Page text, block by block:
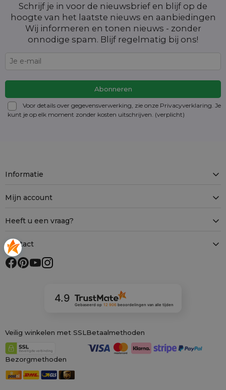
Schrijf je in voor de nieuwsbrief en blijf op de
hoogte van het laatste nieuws en aanbiedingen
Wij informeren en tonen nieuws - zonder
onnodige spam. Blijf regelmatig bij ons!
Voor details over gegevensverwerking, zie onze Privacyverklaring. Je
kunt je op elk moment zonder kosten uitschrijven. (verplicht)
Informatie
Mijn account
Heeft u een vraag?
Contact
4.9
Gebaseerd op 12 906 beoordelingenvan alle tijden
Veilig winkelen met SSLBetaalmethoden
Bezorgmethoden